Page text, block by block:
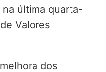
última quarta-
Valores
dos